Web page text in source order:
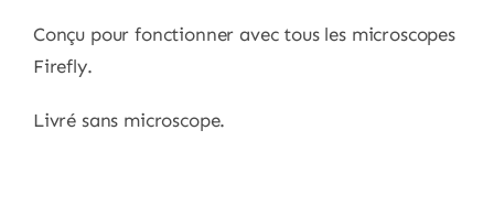
Conçu pour fonctionner avec tous les microscopes
Firefly.
Livré sans microscope.